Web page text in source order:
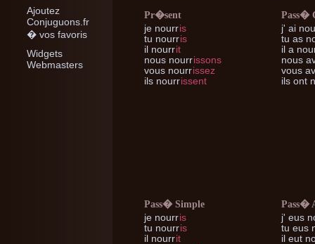
Ajoutez
Conjuguons.fr
� vos favoris
Widgets
Webmasters
Pr�sent
je nourris
tu nourris
il nourrit
nous nourrissons
vous nourrissez
ils nourrissent
Pass�
j' ai
tu as
il a
nous
vous
ils ont
Pass� Simple
je nourris
tu nourris
il nourrit
Pass�
j' eus
tu eus
il eut